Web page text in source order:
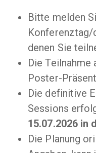
Bitte melden
Konferenztag/
denen Sie
Die
Poster-
Die definitive
Sessions
15.07.2026 in
Die Planung